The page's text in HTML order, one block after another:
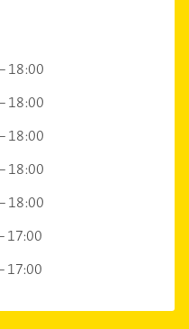
18:00
18:00
18:00
18:00
18:00
17:00
17:00